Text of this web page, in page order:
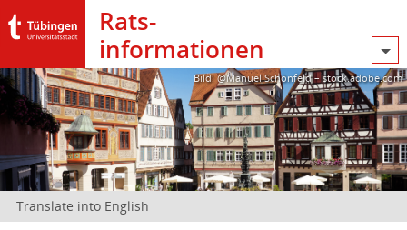
Rats­
informationen
Bild: @Manuel Schönfeld – stock.adobe.com
Translate into English